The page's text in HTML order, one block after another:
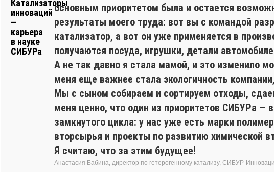
основным приоритетом была и остается
результаты моего труда: вот вы с командой
катализатор, а вот он уже применяется в
получаются посуда, игрушки, детали
А не так давно я стала мамой, и это изменило
меня еще важнее стала экологичность
Мы с сыном собираем и сортируем отходы,
меня ценно, что один из приоритетов СИБУРа —
замкнутого цикла: у нас уже есть марки
вторсырья и проекты по развитию химической
Я считаю, что за этим будущее!
Анастасия Бабина, директор по гетерогенному катализу, СИБУР-